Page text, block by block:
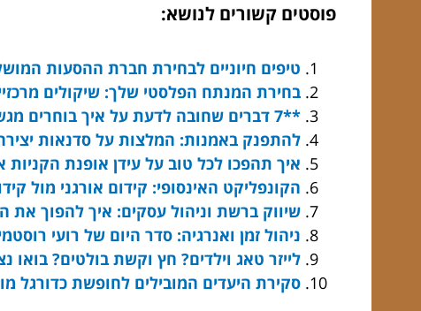
פוסטים קשורים לנושא:
טיפים חיוניים לבחירת חברת ההסעות
בחירת המנתח הפלסטי שלך: שיקולים
**7 דברים שחובה לדעת על איך בוחרים מגשי אירוח**
להתפנק באמנות: המלצות על סדנאות
איך תהפכו לכל טוב על עידן אופנת הקניות
הקונפליקט האינסופי: קידום אורגני מול
שיווק ברשת וניהול עסקים: איך להפוך את
ניהול זמן ואנרגיה: סדר היום של רועי
לייזר טאג וילדים? חץ וקשת בולטים?
סקירת היעדים המובילים לחופשת